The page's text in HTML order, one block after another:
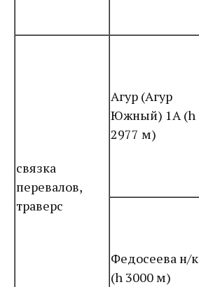
связка
перевалов,
траверс
Агур (Агур
Южный) 1А (h
2977 м)
Федосеева н/к
(h 3000 м)